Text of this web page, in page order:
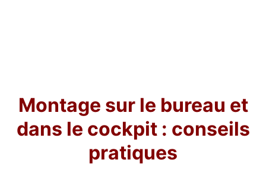
Montage sur le bureau et
dans le cockpit : conseils
pratiques